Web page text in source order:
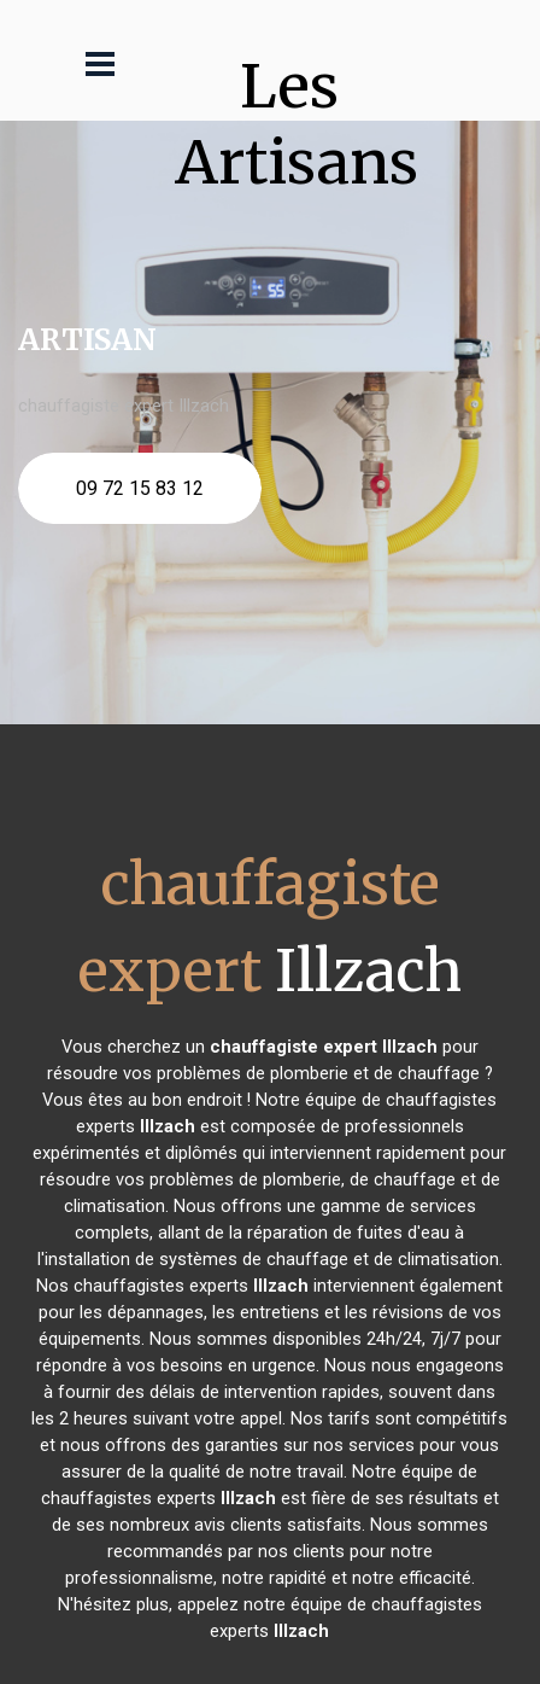
Les
Artisans
ARTISAN
chauffagiste expert Illzach
09 72 15 83 12
chauffagiste
expertIllzach
Vous cherchez un chauffagiste expert Illzach pour
résoudre vos problèmes de plomberie et de chauffage ?
Vous êtes au bon endroit ! Notre équipe de chauffagistes
experts Illzach est composée de professionnels
expérimentés et diplômés qui interviennent rapidement pour
résoudre vos problèmes de plomberie, de chauffage et de
climatisation. Nous offrons une gamme de services
complets, allant de la réparation de fuites d'eau à
l'installation de systèmes de chauffage et de climatisation.
Nos chauffagistes experts Illzach interviennent également
pour les dépannages, les entretiens et les révisions de vos
équipements. Nous sommes disponibles 24h/24, 7j/7 pour
répondre à vos besoins en urgence. Nous nous engageons
à fournir des délais de intervention rapides, souvent dans
les 2 heures suivant votre appel. Nos tarifs sont compétitifs
et nous offrons des garanties sur nos services pour vous
assurer de la qualité de notre travail. Notre équipe de
chauffagistes experts Illzach est fière de ses résultats et
de ses nombreux avis clients satisfaits. Nous sommes
recommandés par nos clients pour notre
professionnalisme, notre rapidité et notre efficacité.
N'hésitez plus, appelez notre équipe de chauffagistes
experts Illzach